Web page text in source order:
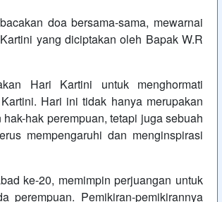
doa bersama-sama, mewarnai
yang diciptakan oleh Bapak W.R
Hari Kartini untuk menghormati
Hari ini tidak hanya merupakan
hak perempuan, tetapi juga sebuah
mempengaruhi dan menginspirasi
ke-20, memimpin perjuangan untuk
perempuan. Pemikiran-pemikirannya